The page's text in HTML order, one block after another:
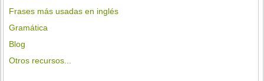
Frases más usadas en inglés
Gramática
Blog
Otros recursos...